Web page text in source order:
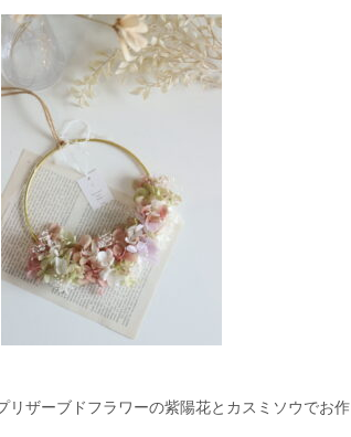
ザーブドフラワーの紫陽花とカスミソウでお作